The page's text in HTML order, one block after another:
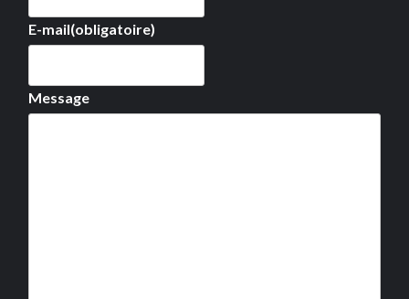
E-mail(obligatoire)
Message